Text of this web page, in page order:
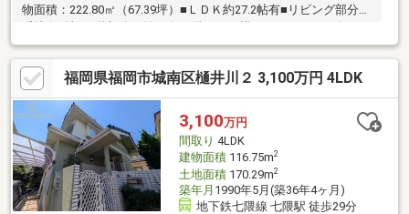
物面積：222.80㎡（67.39坪）■ＬＤＫ約27.2帖有■リビング部分に
暖炉有■地下1階部分に納戸有■1階ＬＤＫ横にウッドデッキ有■キ
ッチン横にユーティリティ・パントリー有■普通自動車並列3台駐
車可能※車種による※カーポート区画（幅約4.95m×奥行約5.8m）※
平置き区画（幅約3.35m×奥行約5.8m）■複層サッシガラス採用■
オール電化※前面道路に都市ガス配管がありますが、本物件はオ
ール電化です。
福岡県福岡市城南区樋井川２ 3,100万円 4LDK
3,100万円
間取り 4LDK
建物面積116.75m2
土地面積170.29m2
築年月 1990年5月(築36年4ヶ月)
地下鉄七隈線 七隈駅 徒歩29分